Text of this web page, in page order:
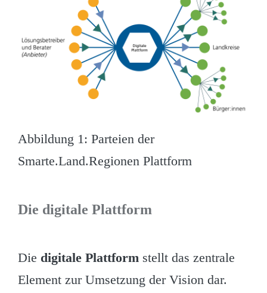
Abbildung 1: Parteien der
Smarte.Land.Regionen Plattform
Die digitale Plattform
Die digitale Plattform stellt das zentrale
Element zur Umsetzung der Vision dar.